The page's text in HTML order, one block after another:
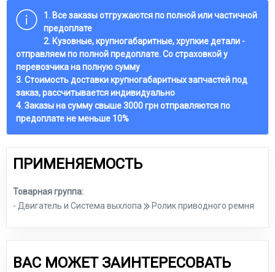
1. Все заказы отгружаются по полной или частичной
предоплате
2. Кузовные, крупногабаритные, хрупкие детали -
отправляем по полной предоплате. Со страховкой у
перевозчика на полную сумму
3. Стоимость доставки крупногабаритных запчастей под
заказ, рассчитывается индивидуально
4. Заказы на сумму свыше 3000 грн отправляются по
предоплате не меньше 10%
ПРИМЕНЯЕМОСТЬ
Товарная группа:
- Двигатель и Система выхлопа
Ролик приводного ремня
ВАС МОЖЕТ ЗАИНТЕРЕСОВАТЬ